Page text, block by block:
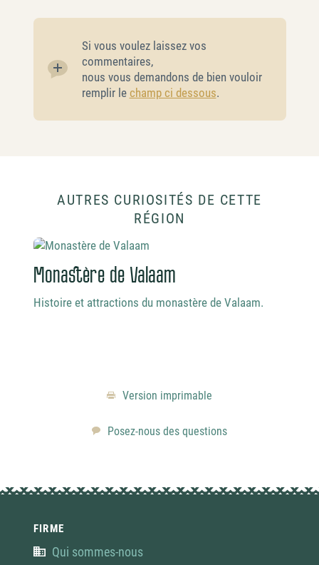
Si vous voulez laissez vos
commentaires,
nous vous demandons de bien vouloir
remplir le champ ci dessous.
AUTRES CURIOSITÉS DE CETTE
RÉGION
Monastère de Valaam
Histoire et attractions du monastère de Valaam.
Version imprimable
Posez-nous des questions
FIRME
Qui sommes-nous